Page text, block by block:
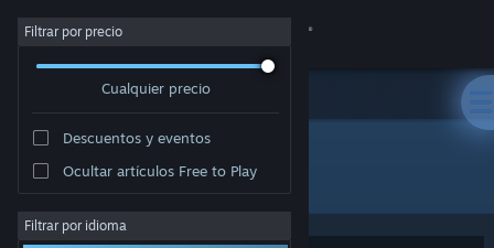
Iniciar sesión
Acerca de
Filtrar por precio
Cualquier precio
Descuentos y eventos
Ocultar artículos Free to Play
Filtrar por idioma
Desarrollador: GabiVlg